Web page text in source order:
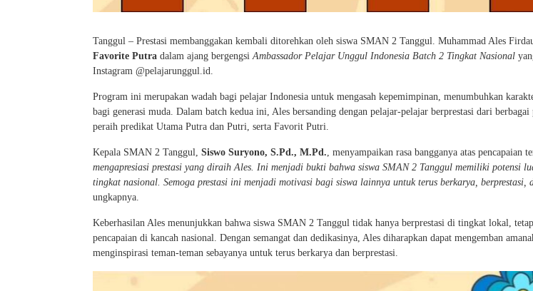
Tanggul – Prestasi membanggakan kembali ditorehkan oleh siswa SMAN 2 Tanggul. Muhammad Ales
Favorite Putra dalam ajang bergengsi Ambassador Pelajar Unggul Indonesia Batch 2 Tingkat Nasional
Instagram @pelajarunggul.id.
Program ini merupakan wadah bagi pelajar Indonesia untuk mengasah kepemimpinan, menumbuhkan
bagi generasi muda. Dalam batch kedua ini, Ales bersanding dengan pelajar-pelajar berprestasi dari
peraih predikat Utama Putra dan Putri, serta Favorit Putri.
Kepala SMAN 2 Tanggul, Siswo Suryono, S.Pd., M.Pd. , menyampaikan rasa bangganya atas pencapaian
mengapresiasi prestasi yang diraih Ales. Ini menjadi bukti bahwa siswa SMAN 2 Tanggul memiliki potensi
tingkat nasional. Semoga prestasi ini menjadi motivasi bagi siswa lainnya untuk terus berkarya, berprestasi,
ungkapnya.
Keberhasilan Ales menunjukkan bahwa siswa SMAN 2 Tanggul tidak hanya berprestasi di tingkat lokal,
pencapaian di kancah nasional. Dengan semangat dan dedikasinya, Ales diharapkan dapat mengemban
menginspirasi teman-teman sebayanya untuk terus berkarya dan berprestasi.